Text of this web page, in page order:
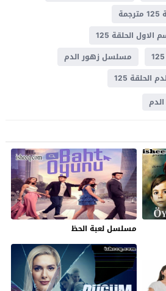
الحلقة 125
مسلسل زهور الدم
125
مسلسل لعبة الحظ